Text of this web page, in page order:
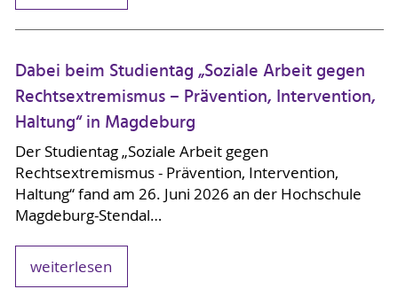
Dabei beim Studientag „Soziale Arbeit gegen
Rechtsextremismus – Prävention, Intervention,
Haltung“ in Magdeburg
Der Studientag „Soziale Arbeit gegen
Rechtsextremismus - Prävention, Intervention,
Haltung“ fand am 26. Juni 2026 an der Hochschule
Magdeburg-Stendal…
weiterlesen